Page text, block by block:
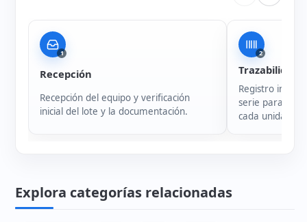
1
Recepción
Recepción del equipo y verificación
inicial del lote y la documentación.
2
Trazabilidad
Registro
serie para
cada unidad.
Explora categorías relacionadas